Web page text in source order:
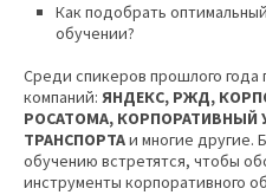
Как подобрать
обучении?
Среди спикеров прошлого года
компаний: ЯНДЕКС, РЖД,
РОСАТОМА, КОРПОРАТИВНЫЙ
ТРАНСПОРТАи многие другие.
обучению встретятся, чтобы
инструменты корпоративного